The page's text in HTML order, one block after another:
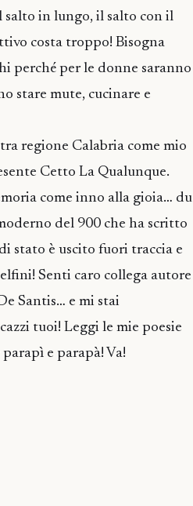
salto in lungo, il salto con il
costa troppo! Bisogna
perché per le donne saranno
stare mute, cucinare e
regione Calabria come mio
Cetto La Qualunque.
come inno alla gioia… du
del 900 che ha scritto
stato è uscito fuori traccia e
Senti caro collega autore
Santis… e mi stai
tuoi! Leggi le mie poesie
e parapà! Va!